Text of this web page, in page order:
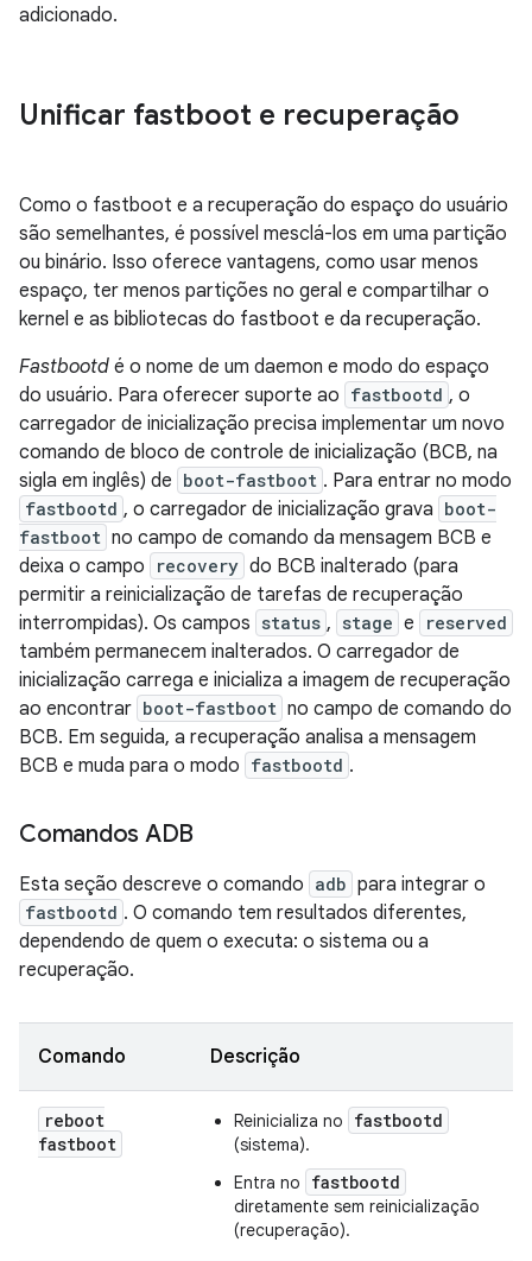
adicionado.
Unificar fastboot e recuperação
Como o fastboot e a recuperação do espaço do usuário
são semelhantes, é possível mesclá-los em uma partição
ou binário. Isso oferece vantagens, como usar menos
espaço, ter menos partições no geral e compartilhar o
kernel e as bibliotecas do fastboot e da recuperação.
Fastbootd é o nome de um daemon e modo do espaço
do usuário. Para oferecer suporte ao fastbootd , o
carregador de inicialização precisa implementar um novo
comando de bloco de controle de inicialização (BCB, na
sigla em inglês) de boot-fastboot . Para entrar no modo
fastbootd , o carregador de inicialização grava boot-
fastboot no campo de comando da mensagem BCB e
deixa o campo
recovery do BCB inalterado (para
permitir a reinicialização de tarefas de recuperação
interrompidas). Os campos status , stage e reserved
também permanecem inalterados. O carregador de
inicialização carrega e inicializa a imagem de recuperação
ao encontrar boot-fastboot no campo de comando do
BCB. Em seguida, a recuperação analisa a mensagem
BCB e muda para o modo fastbootd .
Comandos ADB
Esta seção descreve o comando adb para integrar o
fastbootd . O comando tem resultados diferentes,
dependendo de quem o executa: o sistema ou a
recuperação.
Comando Descrição
reboot
fastboot
Reinicializa no fastbootd
(sistema).
Entra no
fastbootd
diretamente sem reinicialização
(recuperação).